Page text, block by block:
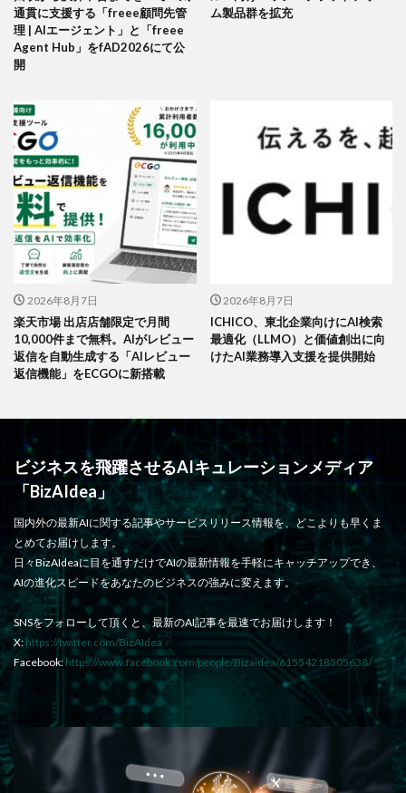
通貫に支援する「freee顧問先管
理 | AIエージェント」と「freee
Agent Hub」をfAD2026にて公
開
ム製品群を拡充
2026年8月7日
楽天市場 出店店舗限定で月間
10,000件まで無料。AIがレビュー
返信を自動生成する「AIレビュー
返信機能」をECGOに新搭載
2026年8月7日
ICHICO、東北企業向けにAI検索
最適化（LLMO）と価値創出に向
けたAI業務導入支援を提供開始
ビジネスを飛躍させるAIキュレーションメディア
「BizAIdea」
国内外の最新AIに関する記事やサービスリリース情報を、どこよりも早くま
とめてお届けします。
日々BizAIdeaに目を通すだけでAIの最新情報を手軽にキャッチアップでき、
AIの進化スピードをあなたのビジネスの強みに変えます。
SNSをフォローして頂くと、最新のAI記事を最速でお届けします！
X: https://twitter.com/BizAIdea
Facebook: https://www.facebook.com/people/Bizaidea/61554218505638/